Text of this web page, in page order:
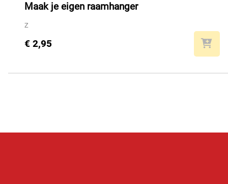
Maak je eigen raamhanger
Z
€ 2,95